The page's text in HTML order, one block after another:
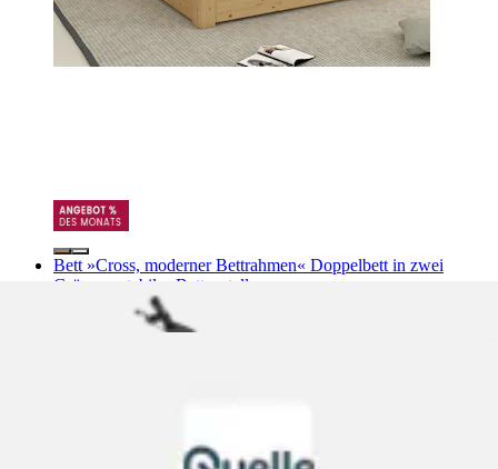
Bett »Cross, moderner Bettrahmen« Doppelbett in zwei
Grössen, stabiles Bettgestell
OTTO home
Ursprünglicher Preis